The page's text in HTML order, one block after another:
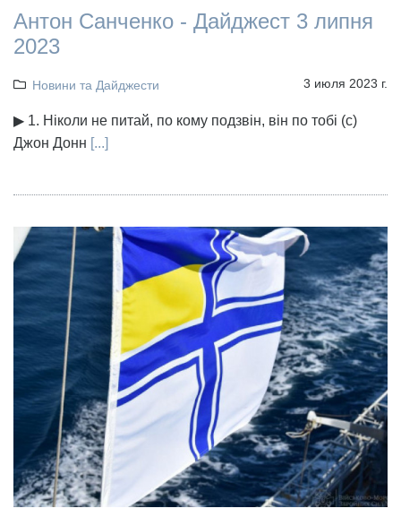
Антон Санченко - Дайджест 3 липня
2023
Новини та Дайджести 3 июля 2023 г.
▶ 1. Ніколи не питай, по кому подзвін, він по тобі (с)
Джон Донн [...]